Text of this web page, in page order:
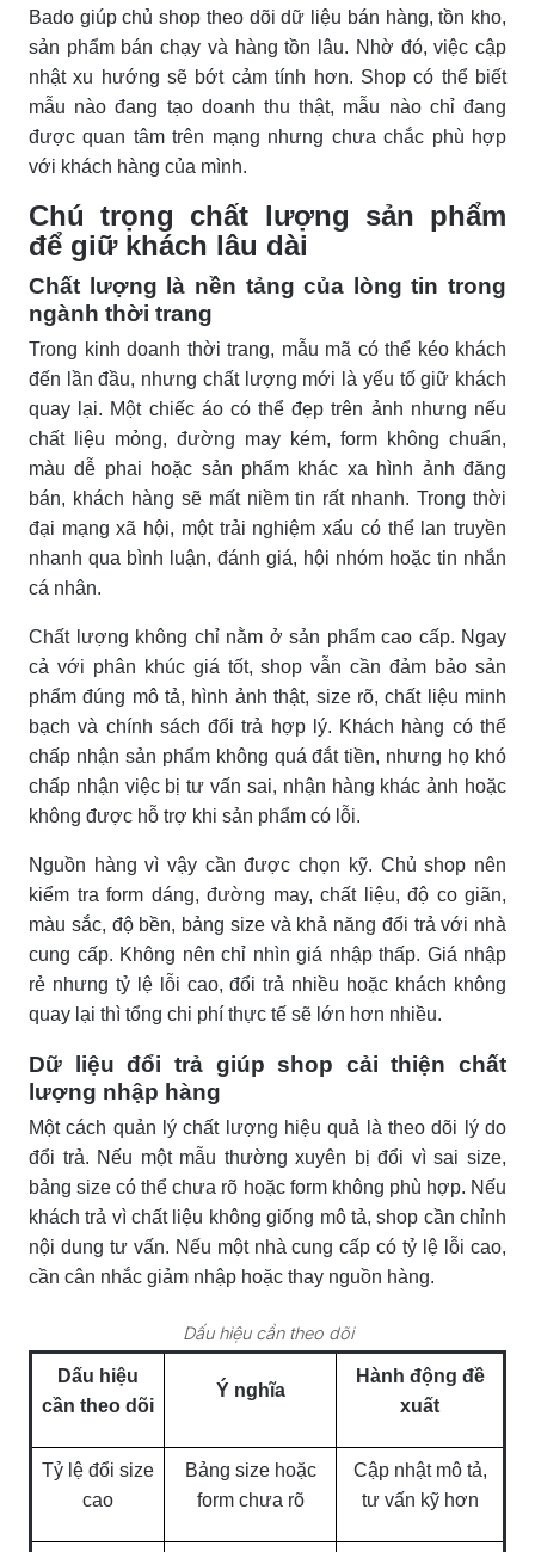
Bado giúp chủ shop theo dõi dữ liệu bán hàng, tồn kho,
sản phẩm bán chạy và hàng tồn lâu. Nhờ đó, việc cập
nhật xu hướng sẽ bớt cảm tính hơn. Shop có thể biết
mẫu nào đang tạo doanh thu thật, mẫu nào chỉ đang
được quan tâm trên mạng nhưng chưa chắc phù hợp
với khách hàng của mình.
Chú trọng chất lượng sản phẩm
để giữ khách lâu dài
Chất lượng là nền tảng của lòng tin trong
ngành thời trang
Trong kinh doanh thời trang, mẫu mã có thể kéo khách
đến lần đầu, nhưng chất lượng mới là yếu tố giữ khách
quay lại. Một chiếc áo có thể đẹp trên ảnh nhưng nếu
chất liệu mỏng, đường may kém, form không chuẩn,
màu dễ phai hoặc sản phẩm khác xa hình ảnh đăng
bán, khách hàng sẽ mất niềm tin rất nhanh. Trong thời
đại mạng xã hội, một trải nghiệm xấu có thể lan truyền
nhanh qua bình luận, đánh giá, hội nhóm hoặc tin nhắn
cá nhân.
Chất lượng không chỉ nằm ở sản phẩm cao cấp. Ngay
cả với phân khúc giá tốt, shop vẫn cần đảm bảo sản
phẩm đúng mô tả, hình ảnh thật, size rõ, chất liệu minh
bạch và chính sách đổi trả hợp lý. Khách hàng có thể
chấp nhận sản phẩm không quá đắt tiền, nhưng họ khó
chấp nhận việc bị tư vấn sai, nhận hàng khác ảnh hoặc
không được hỗ trợ khi sản phẩm có lỗi.
Nguồn hàng vì vậy cần được chọn kỹ. Chủ shop nên
kiểm tra form dáng, đường may, chất liệu, độ co giãn,
màu sắc, độ bền, bảng size và khả năng đổi trả với nhà
cung cấp. Không nên chỉ nhìn giá nhập thấp. Giá nhập
rẻ nhưng tỷ lệ lỗi cao, đổi trả nhiều hoặc khách không
quay lại thì tổng chi phí thực tế sẽ lớn hơn nhiều.
Dữ liệu đổi trả giúp shop cải thiện chất
lượng nhập hàng
Một cách quản lý chất lượng hiệu quả là theo dõi lý do
đổi trả. Nếu một mẫu thường xuyên bị đổi vì sai size,
bảng size có thể chưa rõ hoặc form không phù hợp. Nếu
khách trả vì chất liệu không giống mô tả, shop cần chỉnh
nội dung tư vấn. Nếu một nhà cung cấp có tỷ lệ lỗi cao,
cần cân nhắc giảm nhập hoặc thay nguồn hàng.
Dấu hiệu cần theo dõi
Dấu hiệu
cần theo dõi
Ý nghĩa
Hành động đề
xuất
Tỷ lệ đổi size
cao
Bảng size hoặc
form chưa rõ
Cập nhật mô tả,
tư vấn kỹ hơn